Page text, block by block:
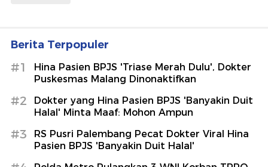
Berita Terpopuler
#1
Hina Pasien BPJS 'Triase Merah Dulu', Dokter
Puskesmas Malang Dinonaktifkan
#2
Dokter yang Hina Pasien BPJS 'Banyakin Duit
Halal' Minta Maaf: Mohon Ampun
#3
RS Pusri Palembang Pecat Dokter Viral Hina
Pasien BPJS 'Banyakin Duit Halal'